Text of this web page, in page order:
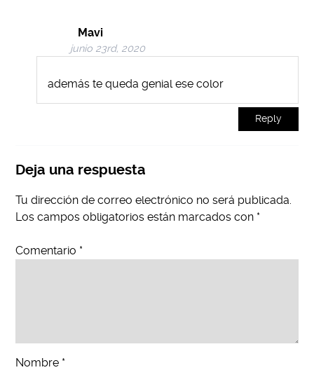
Mavi
junio 23rd, 2020
además te queda genial ese color
Reply
Deja una respuesta
Tu dirección de correo electrónico no será publicada.
Los campos obligatorios están marcados con *
Comentario *
Nombre *